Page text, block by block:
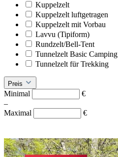
Kuppelzelt
Kuppelzelt luftgetragen
Kuppelzelt mit Vorbau
Lavvu (Tipiform)
Rundzelt/Bell-Tent
Tunnelzelt Basic Camping
Tunnelzelt für Trekking
Preis
Minimal
€
–
Maximal
€